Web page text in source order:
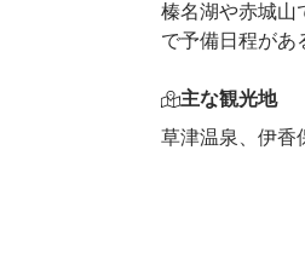
榛名湖や赤城山
で予備日程があ
主な観光地
草津温泉、伊香